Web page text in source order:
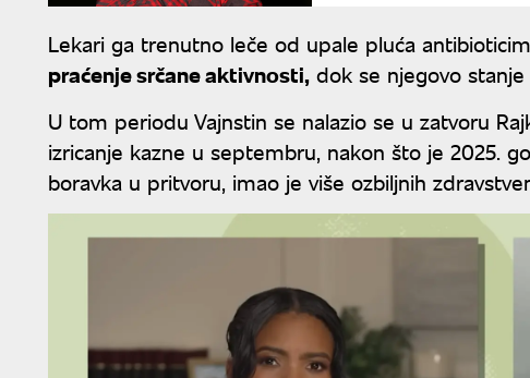
Lekari ga trenutno leče od upale pluća
praćenje srčane aktivnosti, dok se njegovo
U tom periodu Vajnstin se nalazio se u zatvoru
izricanje kazne u septembru, nakon što je 2025.
boravka u pritvoru, imao je više ozbiljnih